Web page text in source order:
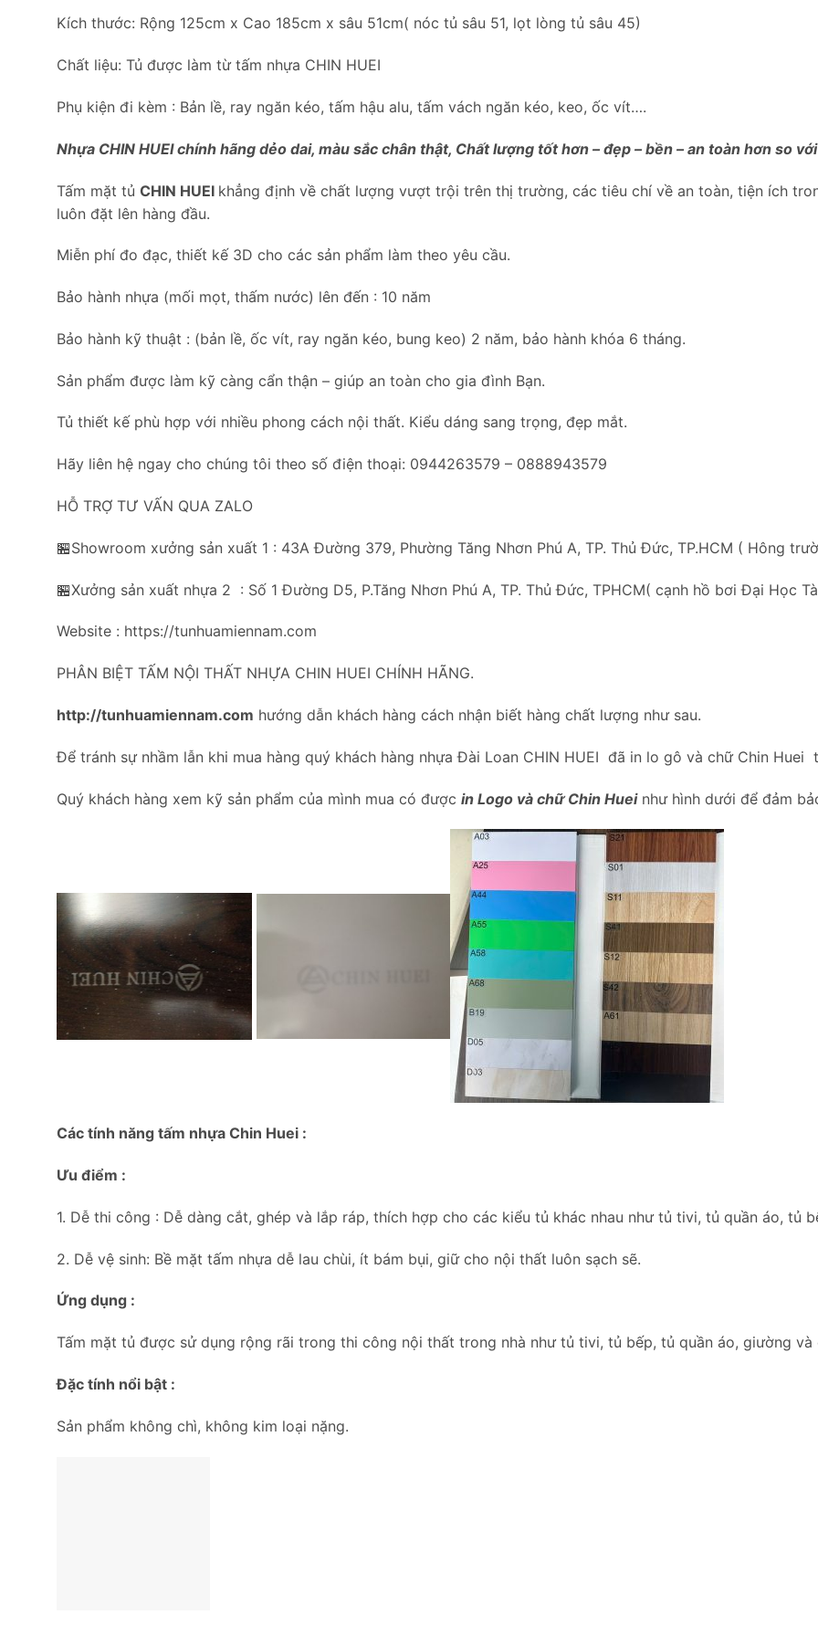
Kích thước: Rộng 125cm x Cao 185cm x sâu 51cm( nóc tủ sâu 51, lọt lòng tủ sâu 45)
Chất liệu: Tủ được làm từ tấm nhựa CHIN HUEI
Phụ kiện đi kèm : Bản lề, ray ngăn kéo, tấm hậu alu, tấm vách ngăn kéo, keo, ốc vít….
Nhựa CHIN HUEI chính hãng dẻo dai, màu sắc chân thật, Chất lượng tốt hơn – đẹp – bền – an toàn hơn so
Tấm mặt tủ CHIN HUEI khẳng định về chất lượng vượt trội trên thị trường, các tiêu chí về an toàn, tiện ích
luôn đặt lên hàng đầu.
Miễn phí đo đạc, thiết kế 3D cho các sản phẩm làm theo yêu cầu.
Bảo hành nhựa (mối mọt, thấm nước) lên đến : 10 năm
Bảo hành kỹ thuật : (bản lề, ốc vít, ray ngăn kéo, bung keo) 2 năm, bảo hành khóa 6 tháng.
Sản phẩm được làm kỹ càng cẩn thận – giúp an toàn cho gia đình Bạn.
Tủ thiết kế phù hợp với nhiều phong cách nội thất. Kiểu dáng sang trọng, đẹp mắt.
Hãy liên hệ ngay cho chúng tôi theo số điện thoại: 0944263579 – 0888943579
HỖ TRỢ TƯ VẤN QUA ZALO
🏪Showroom xưởng sản xuất 1 : 43A Đường 379, Phường Tăng Nhơn Phú A, TP. Thủ Đức, TP.HCM ( Hông
🏪Xưởng sản xuất nhựa 2 : Số 1 Đường D5, P.Tăng Nhơn Phú A, TP. Thủ Đức, TPHCM( cạnh hồ bơi Đại Học
Website : https://tunhuamiennam.com
PHÂN BIỆT TẤM NỘI THẤT NHỰA CHIN HUEI CHÍNH HÃNG.
http://tunhuamiennam.com hướng dẫn khách hàng cách nhận biết hàng chất lượng như sau.
Để tránh sự nhầm lẫn khi mua hàng quý khách hàng nhựa Đài Loan CHIN HUEI đã in lo gô và chữ Chin Huei
Quý khách hàng xem kỹ sản phẩm của mình mua có được in Logo và chữ Chin Hueinhư hình dưới để đảm
Các tính năng tấm nhựa Chin Huei :
Ưu điểm :
1. Dễ thi công : Dễ dàng cắt, ghép và lắp ráp, thích hợp cho các kiểu tủ khác nhau như tủ tivi, tủ quần áo, tủ
2. Dễ vệ sinh: Bề mặt tấm nhựa dễ lau chùi, ít bám bụi, giữ cho nội thất luôn sạch sẽ.
Ứng dụng :
Tấm mặt tủ được sử dụng rộng rãi trong thi công nội thất trong nhà như tủ tivi, tủ bếp, tủ quần áo, giường
Đặc tính nổi bật :
Sản phẩm không chì, không kim loại nặng.